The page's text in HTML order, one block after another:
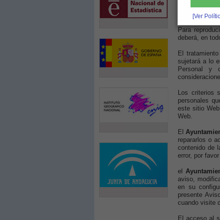
[Ver
pueden dar
las
Para
deberá, en
El
sujetará a lo
Personal y
Los criterios
personales
este sitio
Web.
El
repararlos o
contenido de
error, por
el
aviso,
en su
presente
cuando visite
El acceso al